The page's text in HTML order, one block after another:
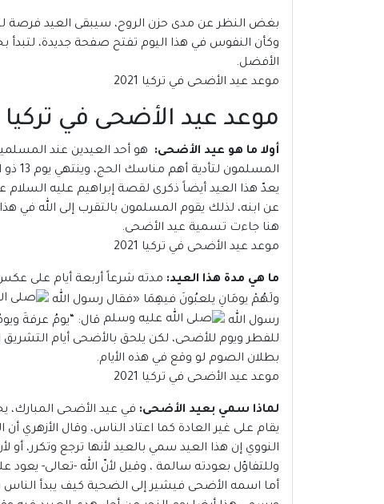
بغض النظر عن مدى حزن الروح، سيبقى العيد فرصة
وكأن النفوس في هذا اليوم تفتح صفحة جديدة، لتبدأ
الأفضل.
موعد عيد الأضحى في تركيا 2021
موعد عيد الأضحى في تركيا 2021
أولا ما هو عيد الأضحى:
المسلمون لتأدية أهم مناسك الحج، وينتهي يوم 13 ذو الحجة
يعدّ هذا العيد أيضاً ذكرى لقصة إبراهيم عليه السلام
عن ابنه، لذلك يقوم المسلمون بالتقرب إلى الله في
هنا جاءت تسمية عيد الأضحى.
موعد عيد الأضحى في تركيا 2021
ما هي مدة هذا العيد: مدته شرعاً أربعة أيام على
ولَهُمْ يومَانِ يلعبُونَ فيهِمَا «فقال رسول الله
رسول الله
قال: “يومُ عرفةَ
للفطر ويوم للأضحى، لكن يلحق بالأضحى أيام التشريق
بطلان الصوم لو وقع في هذه الأيام.
موعد عيد الأضحى في تركيا 2021
لماذا سمي بعيد الأضحى: في عيد الأضحى المبارك،
يقام على غير العادة كما اعتاد الناس، وقال الأزهري
النووي إن هذا العيد سمي بالعيد لأنها ترجع وتكرر،
وللتفاؤل بعودته سالمة ، وقيل لأنّ الله -تعالى-
أما اسمه الأضحى فيشير إلى الضحية كيف يبدأ الناس